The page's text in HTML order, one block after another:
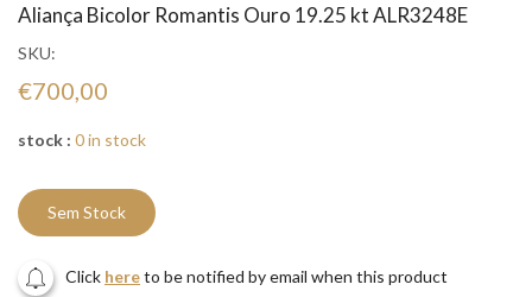
Aliança Bicolor Romantis Ouro 19.25 kt ALR3248E
SKU:
€700,00
stock : 0 in stock
Sem Stock
Click hereto be notified by email when this product